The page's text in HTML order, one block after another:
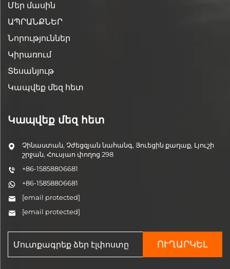
Մեր մասին
ԱՊՐԱՆՔՆԵՐ
Նորություններ
Կիրառում
Տեսանյութ
Կապվեք մեզ հետ
Կապվեք մեզ հետ
Չինաստան, Չժեցզյան նահանգ, Յուեցին քաղաք, Լյուշի
շրջան, Հուսյաո փողոց 298
+86-15858806681
+86-15858806681
[email protected]
[email protected]
ՈՒՂԱՐԿԵԼ